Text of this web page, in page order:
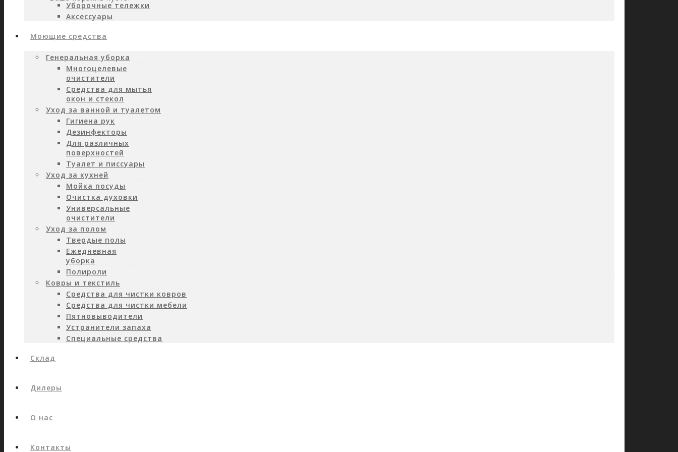
Уборочные тележки
Аксессуары
Моющие средства
Генеральная уборка
Многоцелевые
очистители
Средства для мытья
окон и стекол
Уход за ванной и туалетом
Гигиена рук
Дезинфекторы
Для различных
поверхностей
Туалет и писсуары
Уход за кухней
Мойка посуды
Очистка духовки
Универсальные
очистители
Уход за полом
Твердые полы
Ежедневная
уборка
Полироли
Ковры и текстиль
Средства для чистки ковров
Средства для чистки мебели
Пятновыводители
Устранители запаха
Специальные средства
Склад
Дилеры
О нас
Контакты